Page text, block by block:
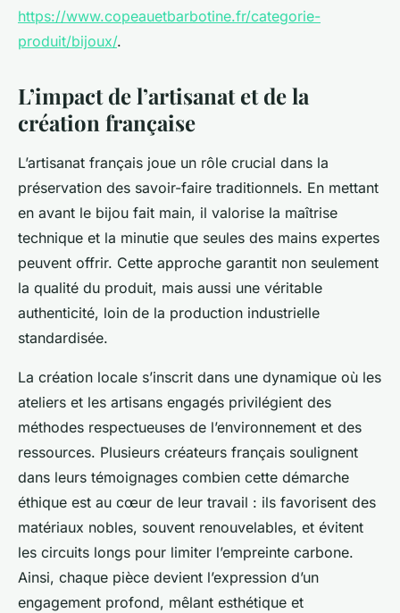
https://www.copeauetbarbotine.fr/categorie-
produit/bijoux/.
L’impact de l’artisanat et de la
création française
L’artisanat français joue un rôle crucial dans la
préservation des savoir-faire traditionnels. En mettant
en avant le bijou fait main, il valorise la maîtrise
technique et la minutie que seules des mains expertes
peuvent offrir. Cette approche garantit non seulement
la qualité du produit, mais aussi une véritable
authenticité, loin de la production industrielle
standardisée.
La création locale s’inscrit dans une dynamique où les
ateliers et les artisans engagés privilégient des
méthodes respectueuses de l’environnement et des
ressources. Plusieurs créateurs français soulignent
dans leurs témoignages combien cette démarche
éthique est au cœur de leur travail : ils favorisent des
matériaux nobles, souvent renouvelables, et évitent
les circuits longs pour limiter l’empreinte carbone.
Ainsi, chaque pièce devient l’expression d’un
engagement profond, mêlant esthétique et